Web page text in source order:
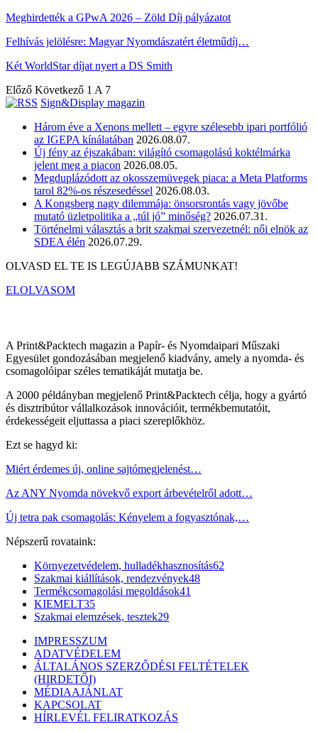
Meghirdették a GPwA 2026 – Zöld Díj pályázatot
Felhívás jelölésre: Magyar Nyomdászatért életműdíj…
Két WorldStar díjat nyert a DS Smith
Előző Következő 1 A 7
Sign&Display magazin
Három éve a Xenons mellett – egyre szélesebb ipari portfólió
az IGEPA kínálatában 2026.08.07.
Új fény az éjszakában: világító csomagolású koktélmárka
jelent meg a piacon 2026.08.05.
Megduplázódott az okosszemüvegek piaca: a Meta Platforms
tarol 82%-os részesedéssel 2026.08.03.
A Kongsberg nagy dilemmája: önsorsrontás vagy jövőbe
mutató üzletpolitika a „túl jó” minőség? 2026.07.31.
Történelmi választás a brit szakmai szervezetnél: női elnök az
SDEA élén 2026.07.29.
OLVASD EL TE IS LEGÚJABB SZÁMUNKAT!
ELOLVASOM
A Print&Packtech magazin a Papír- és Nyomdaipari Műszaki
Egyesület gondozásában megjelenő kiadvány, amely a nyomda- és
csomagolóipar széles tematikáját mutatja be.
A 2000 példányban megjelenő Print&Packtech célja, hogy a gyártó
és disztribútor vállalkozások innovációit, termékbemutatóit,
érdekességeit eljuttassa a piaci szereplőkhöz.
Ezt se hagyd ki:
Miért érdemes új, online sajtómegjelenést…
Az ANY Nyomda növekvő export árbevételről adott…
Új tetra pak csomagolás: Kényelem a fogyasztónak,…
Népszerű rovataink:
Környezetvédelem, hulladékhasznosítás62
Szakmai kiállítások, rendezvények48
Termékcsomagolási megoldások41
KIEMELT35
Szakmai elemzések, tesztek29
IMPRESSZUM
ADATVÉDELEM
ÁLTALÁNOS SZERZŐDÉSI FELTÉTELEK
(HIRDETŐI)
MÉDIAAJÁNLAT
KAPCSOLAT
HÍRLEVÉL FELIRATKOZÁS